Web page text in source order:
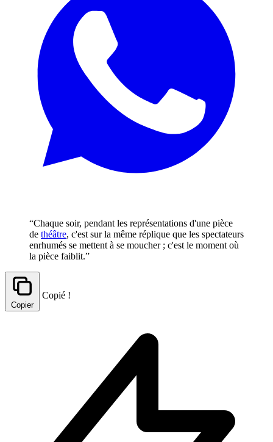
“Chaque soir, pendant les représentations d'une pièce
de théâtre, c'est sur la même réplique que les spectateurs
enrhumés se mettent à se moucher ; c'est le moment où
la pièce faiblit.”
Copier
Copié !